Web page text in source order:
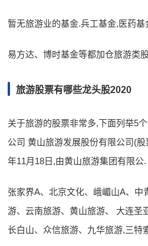
暂无旅游业的基金.兵工基金,医药基
易方达、博时基金等都加仓旅游类
旅游股票有哪些龙头股2020
关于旅游的股票非常多,下面列举5
公司 黄山旅游发展股份有限公司(
年11月18日,由黄山旅游集团有限公.
张家界A、北京文化、峨嵋山A、中
游、云南旅游、黄山旅游、 大连圣
长白山、众信旅游、九华旅游,三特